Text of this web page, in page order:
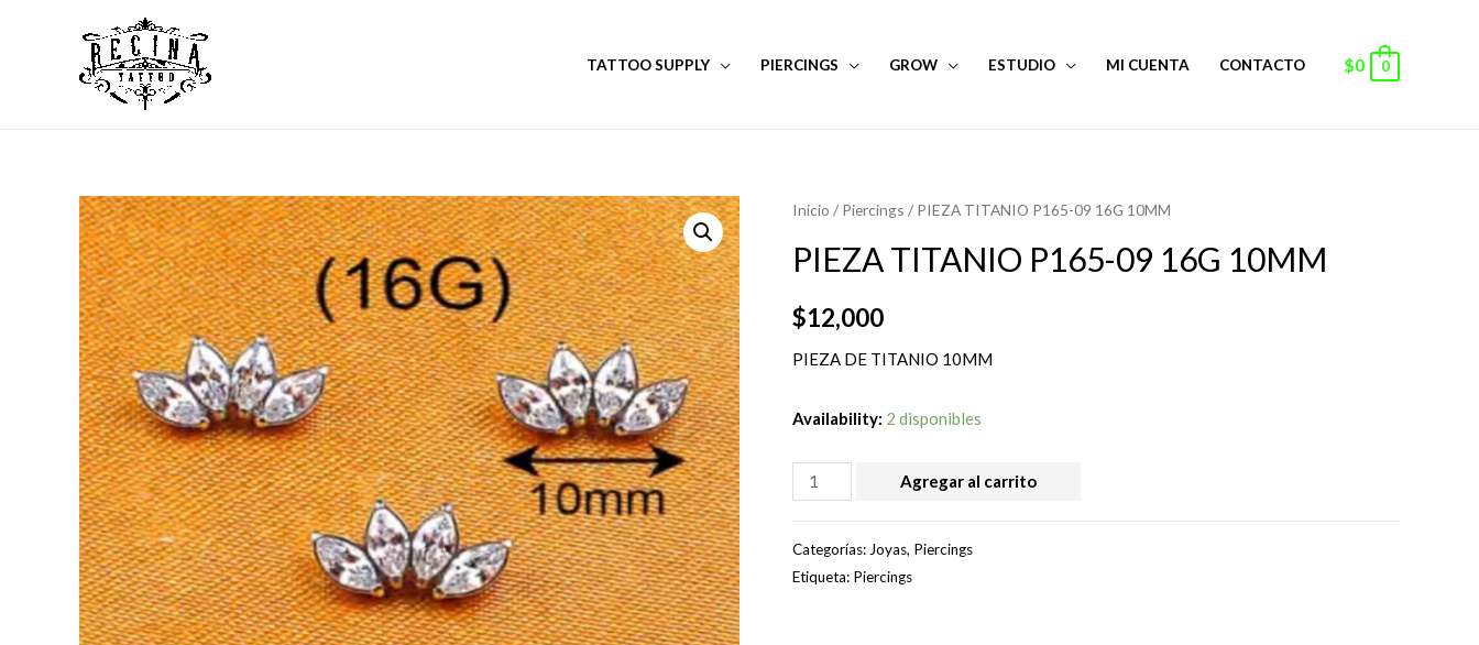
TATTOO SUPPLY PIERCINGS GROW ESTUDIO MI CUENTA CONTACTO $0 0
Inicio / Piercings / PIEZA TITANIO P165-09 16G 10MM
PIEZA TITANIO P165-09 16G 10MM
$12,000
PIEZA DE TITANIO 10MM
Availability: 2 disponibles
PIEZA
TITANIO
Agregar al carrito
Categorías:Joyas, Piercings
Etiqueta: Piercings